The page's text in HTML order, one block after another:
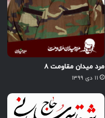
مرد میدان مقاومت ۸
۱۱ دی ۱۳۹۹